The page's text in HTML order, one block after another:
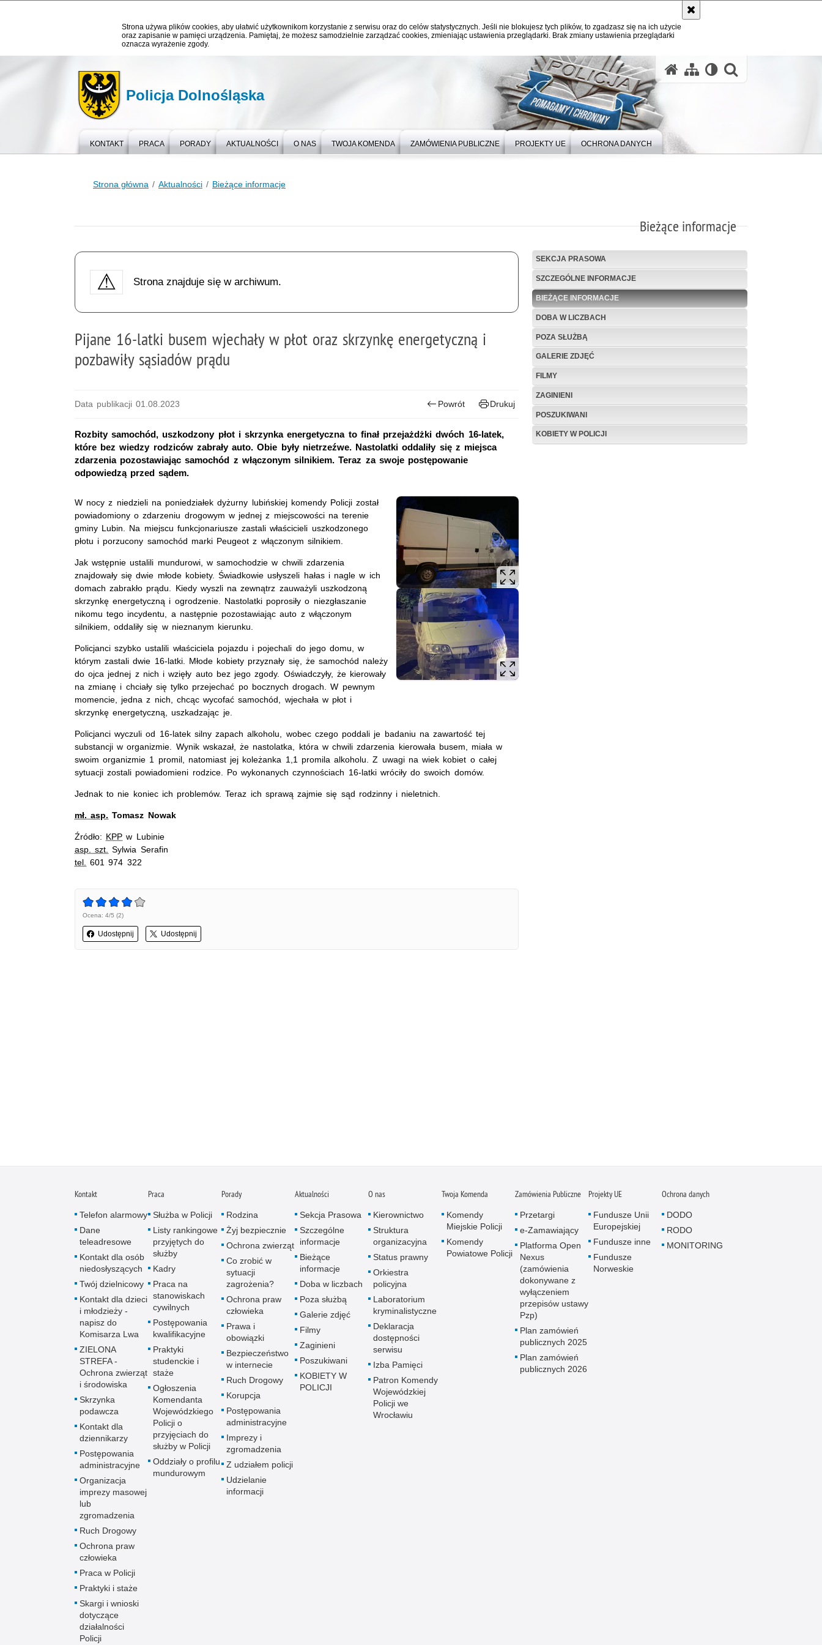
Strona używa plików cookies, aby ułatwić użytkownikom korzystanie z serwisu oraz do celów statystycznych. Jeśli nie blokujesz tych plików, to zgadzasz się na ich użycie
oraz zapisanie w pamięci urządzenia. Pamiętaj, że możesz samodzielnie zarządzać cookies, zmieniając ustawienia przeglądarki. Brak zmiany ustawienia przeglądarki
oznacza wyrażenie zgody.
Policja Dolnośląska
KONTAKT PRACA PORADY AKTUALNOŚCI O NAS TWOJA KOMENDA ZAMÓWIENIA PUBLICZNE PROJEKTY UE OCHRONA DANYCH
Strona główna Aktualności Bieżące informacje
Bieżące informacje
Strona znajduje się w archiwum.
Pijane 16-latki busem wjechały w płot oraz skrzynkę energetyczną i
pozbawiły sąsiadów prądu
Data publikacji 01.08.2023 Powrót Drukuj
Rozbity samochód, uszkodzony płot i skrzynka energetyczna to finał przejażdżki dwóch 16-latek,
które bez wiedzy rodziców zabrały auto. Obie były nietrzeźwe. Nastolatki oddaliły się z miejsca
zdarzenia pozostawiając samochód z włączonym silnikiem. Teraz za swoje postępowanie
odpowiedzą przed sądem.
W nocy z niedzieli na poniedziałek dyżurny lubińskiej komendy Policji został
powiadomiony o zdarzeniu drogowym w jednej z miejscowości na terenie
gminy Lubin. Na miejscu funkcjonariusze zastali właścicieli uszkodzonego
płotu i porzucony samochód marki Peugeot z włączonym silnikiem.
Jak wstępnie ustalili mundurowi, w samochodzie w chwili zdarzenia
znajdowały się dwie młode kobiety. Świadkowie usłyszeli hałas i nagle w ich
domach zabrakło prądu. Kiedy wyszli na zewnątrz zauważyli uszkodzoną
skrzynkę energetyczną i ogrodzenie. Nastolatki poprosiły o niezgłaszanie
nikomu tego incydentu, a następnie pozostawiając auto z włączonym
silnikiem, oddaliły się w nieznanym kierunku.
Policjanci szybko ustalili właściciela pojazdu i pojechali do jego domu, w
którym zastali dwie 16-latki. Młode kobiety przyznały się, że samochód należy
do ojca jednej z nich i wzięły auto bez jego zgody. Oświadczyły, że kierowały
na zmianę i chciały się tylko przejechać po bocznych drogach. W pewnym
momencie, jedna z nich, chcąc wycofać samochód, wjechała w płot i
skrzynkę energetyczną, uszkadzając je.
Policjanci wyczuli od 16-latek silny zapach alkoholu, wobec czego poddali je badaniu na zawartość tej
substancji w organizmie. Wynik wskazał, że nastolatka, która w chwili zdarzenia kierowała busem, miała w
swoim organizmie 1 promil, natomiast jej koleżanka 1,1 promila alkoholu. Z uwagi na wiek kobiet o całej
sytuacji zostali powiadomieni rodzice. Po wykonanych czynnościach 16-latki wróciły do swoich domów.
Jednak to nie koniec ich problemów. Teraz ich sprawą zajmie się sąd rodzinny i nieletnich.
mł. asp. Tomasz Nowak
Źródło: KPP w Lubinie
asp. szt.
Sylwia Serafin
tel.
601 974 322
Ocena: 4/5 (2)
Udostępnij Udostępnij
SEKCJA PRASOWA
SZCZEGÓLNE INFORMACJE
BIEŻĄCE INFORMACJE
DOBA W LICZBACH
POZA SŁUŻBĄ
GALERIE ZDJĘĆ
FILMY
ZAGINIENI
POSZUKIWANI
KOBIETY W POLICJI
Kontakt
Telefon alarmowy
Dane
teleadresowe
Kontakt dla osób
niedosłyszących
Twój dzielnicowy
Kontakt dla dzieci
i młodzieży -
napisz do
Komisarza Lwa
ZIELONA
STREFA -
Ochrona zwierząt
i środowiska
Skrzynka
podawcza
Kontakt dla
dziennikarzy
Postępowania
administracyjne
Organizacja
imprezy masowej
lub
zgromadzenia
Ruch Drogowy
Ochrona praw
człowieka
Praca w Policji
Praktyki i staże
Skargi i wnioski
dotyczące
działalności
Policji
Praca
Służba w Policji
Listy rankingowe
przyjętych do
służby
Kadry
Praca na
stanowiskach
cywilnych
Postępowania
kwalifikacyjne
Praktyki
studenckie i
staże
Ogłoszenia
Komendanta
Wojewódzkiego
Policji o
przyjęciach do
służby w Policji
Oddziały o profilu
mundurowym
Porady
Rodzina
Żyj bezpiecznie
Ochrona zwierząt
Co zrobić w
sytuacji
zagrożenia?
Ochrona praw
człowieka
Prawa i
obowiązki
Bezpieczeństwo
w internecie
Ruch Drogowy
Korupcja
Postępowania
administracyjne
Imprezy i
zgromadzenia
Z udziałem policji
Udzielanie
informacji
Aktualności
Sekcja Prasowa
Szczególne
informacje
Bieżące
informacje
Doba w liczbach
Poza służbą
Galerie zdjęć
Filmy
Zaginieni
Poszukiwani
KOBIETY W
POLICJI
O nas
Kierownictwo
Struktura
organizacyjna
Status prawny
Orkiestra
policyjna
Laboratorium
kryminalistyczne
Deklaracja
dostępności
serwisu
Izba Pamięci
Patron Komendy
Wojewódzkiej
Policji we
Wrocławiu
Twoja Komenda
Komendy
Miejskie Policji
Komendy
Powiatowe Policji
Zamówienia Publiczne
Przetargi
e-Zamawiający
Platforma Open
Nexus
(zamówienia
dokonywane z
wyłączeniem
przepisów ustawy
Pzp)
Plan zamówień
publicznych 2025
Plan zamówień
publicznych 2026
Projekty UE
Fundusze Unii
Europejskiej
Fundusze inne
Fundusze
Norweskie
Ochrona danych
DODO
RODO
MONITORING